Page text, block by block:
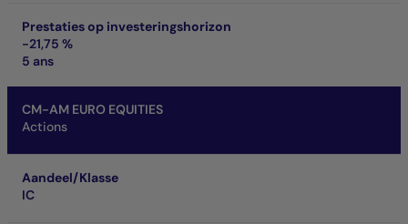
Prestaties op investeringshorizon
-21,75 %
5 ans
CM-AM EURO EQUITIES
Actions
Aandeel/Klasse
IC